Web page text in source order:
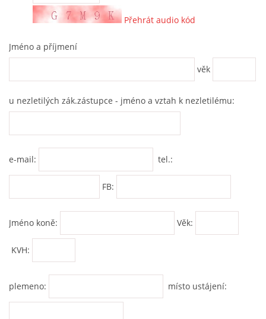
Přehrát audio kód
Jméno a příjmení
věk
u nezletilých zák.zástupce - jméno a vztah k nezletilému:
e-mail: tel.:
FB:
Jméno koně: Věk:
KVH:
plemeno: místo ustájení: